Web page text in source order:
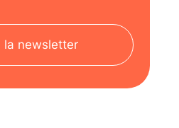
la newsletter